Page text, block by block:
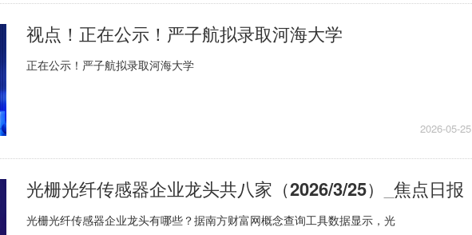
视点！正在公示！严子航拟录取河海大学
正在公示！严子航拟录取河海大学
2026-05-25
光栅光纤传感器企业龙头共八家（2026/3/25）_焦点日报
光栅光纤传感器企业龙头有哪些？据南方财富网概念查询工具数据显示，光